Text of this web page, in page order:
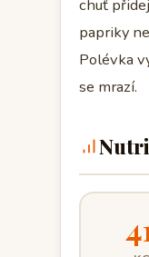
chuť
papriky
Polévka
se mrazí.